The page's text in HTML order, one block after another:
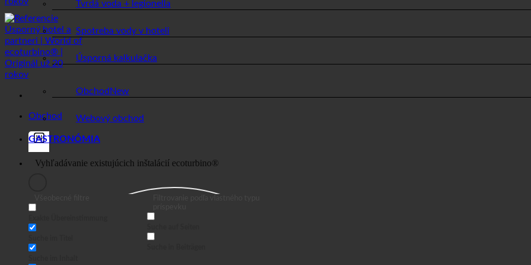
Obchod
Všeobecné filtre
Exakte Übereinstimmung
Suche im Titel
Suche im Inhalt
príspevku
Suche auf Seiten
Tvrdá voda + legionella
Spotreba vody v hoteli
Úsporná kalkulačka
Obchod
Webový obchod
GASTRONÓMIA